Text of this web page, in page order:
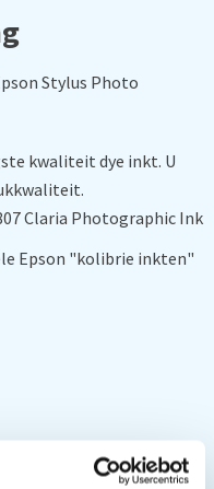
Stylus Photo
kwaliteit dye inkt. U
Epson "kolibrie inkten"